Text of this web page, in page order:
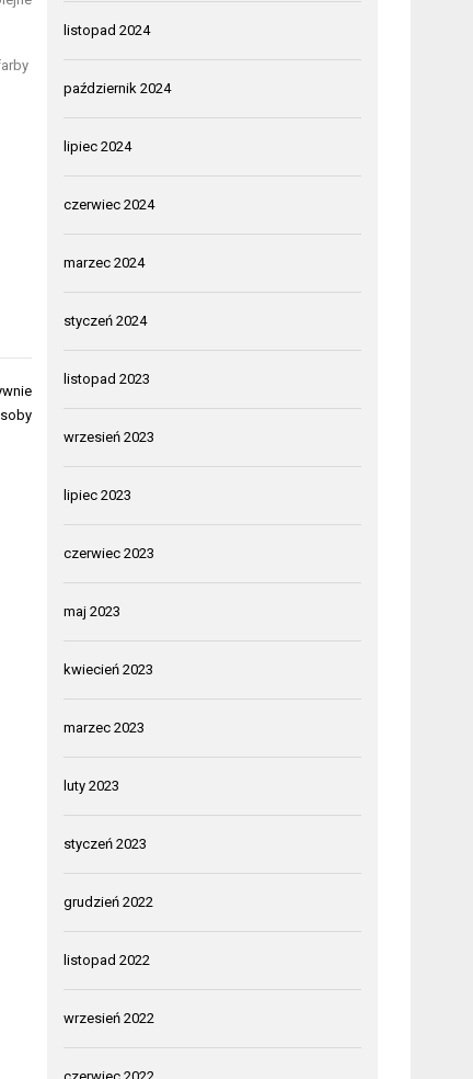
listopad 2024
październik 2024
lipiec 2024
czerwiec 2024
marzec 2024
styczeń 2024
listopad 2023
wrzesień 2023
lipiec 2023
czerwiec 2023
maj 2023
kwiecień 2023
marzec 2023
luty 2023
styczeń 2023
grudzień 2022
listopad 2022
wrzesień 2022